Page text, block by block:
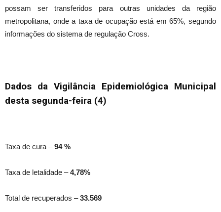
possam ser transferidos para outras unidades da região
metropolitana, onde a taxa de ocupação está em 65%, segundo
informações do sistema de regulação Cross.
Dados da Vigilância Epidemiológica Municipal
desta segunda-feira (4)
Taxa de cura –94 %
Taxa de letalidade –4,78%
Total de recuperados –33.569